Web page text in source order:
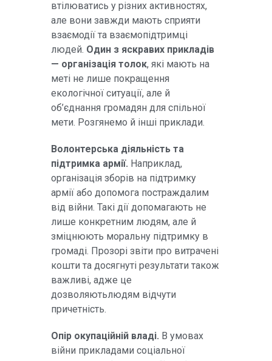
втілюватись у різних активностях,
але вони завжди мають сприяти
взаємодії та взаємопідтримці
людей. Один з яскравих прикладів
— організація толок, які мають на
меті не лише покращення
екологічної ситуації, але й
об’єднання громадян для спільної
мети. Розгянемо й інші приклади.
Волонтерська діяльність та
підтримка армії. Наприклад,
організація зборів на підтримку
армії або допомога постраждалим
від війни. Такі дії допомагають не
лише конкретним людям, але й
зміцнюють моральну підтримку в
громаді. Прозорі звіти про витрачені
кошти та досягнуті результати також
важливі, адже це
дозволяютьлюдям відчути
причетність.
Опір окупаційній владі. В умовах
війни прикладами соціальної